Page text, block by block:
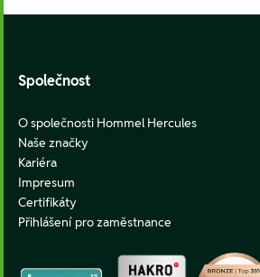
Footer
Společnost
O společnosti Hommel Hercules
Naše značky
Kariéra
Impresum
Certifikáty
Přihlášení pro zaměstnance